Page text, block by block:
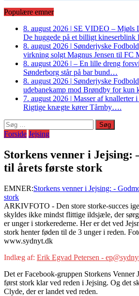
Populære emner
8. august 2026 | SE VIDEO – Mjøls
De huggede på et billigt kineserblink
8. august 2026 | Sønderjyske
virkning solgt Magnus Jensen til FC
8. august 2026 | – En lille dreng
Sønderborg står på bar bund…
8. august 2026 | Sønderjyske
udebanekamp mod Brøndby for kun
7. august 2026 | Masser af knallerter
Rigtige knægte kører Tårnby….
Søg
efter:
Forside Jejsing
Storkens venner i Jejsing:
til årets første stork
EMNER:Storkens venner i Jejsing: -
stork
ARKIVFOTO - Den store storke-succes
skyldes ikke mindst flittige ildsjæle, der
er unger i storkerederne. Her er det ved
stork henter føden til de 3 unger i reden.
www.sydnyt.dk
Indlæg af: Erik Egvad Petersen -
Det er Facebook-gruppen Storkens Venner
først stork klar ved reden i Jejsing. Og det
Clyde, der er landet ved reden.